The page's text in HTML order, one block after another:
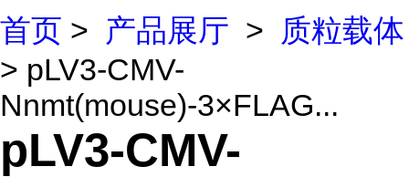
首页 > 产品展厅 >
质粒载体
> pLV3-CMV-
Nnmt(mouse)-3×FLAG...
pLV3-CMV-